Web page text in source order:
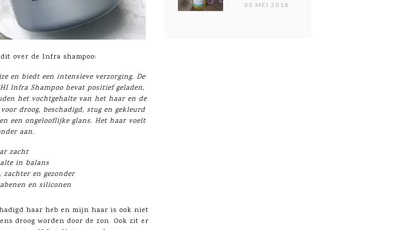
over de Infra shampoo:
en biedt een intensieve verzorging. De
Infra Shampoo bevat positief geladen,
het vochtgehalte van het haar en de
droog, beschadigd, stug en gekleurd
een ongelooflijke glans. Het haar voelt
aan.
zacht
in balans
en gezonder
en siliconen
haar heb en mijn haar is ook niet
droog worden door de zon. Ook zit er
30 MEI 2018